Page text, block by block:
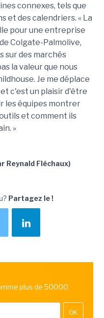
connexes, tels que
et des calendriers. « La
pour une entreprise
Colgate-Palmolive,
sur des marchés
la valeur que nous
Je me déplace
c'est un plaisir d'être
les équipes montrer
et comment ils
»
Reynald Fléchaux)
Partagez le !
plus de 50000
OK